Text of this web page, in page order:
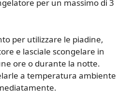
per un massimo di 3
per utilizzare le piadine,
e lasciale scongelare in
ore o durante la notte.
a temperatura ambiente